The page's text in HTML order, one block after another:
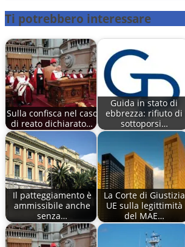
Ti potrebbero interessare
Sulla confisca nel caso
di reato dichiarato…
Guida in stato di
ebbrezza: rifiuto di
sottoporsi…
Il patteggiamento è
ammissibile anche
senza…
La Corte di Giustizia
UE sulla legittimità
del MAE…